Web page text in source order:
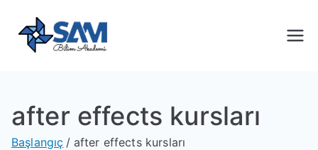
after effects kursları
Başlangıç after effects kursları